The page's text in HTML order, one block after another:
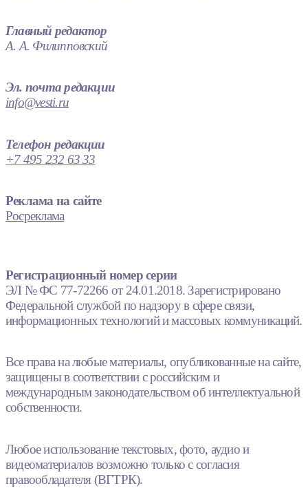
Главный редактор
А. А. Филипповский
Эл. почта редакции
info@vesti.ru
Телефон редакции
+7 495 232 63 33
Реклама на сайте
Росреклама
Регистрационный номер серии
ЭЛ № ФС 77-72266 от 24.01.2018. Зарегистрировано
Федеральной службой по надзору в сфере связи,
информационных технологий и массовых коммуникаций.
Все права на любые материалы, опубликованные на сайте,
защищены в соответствии с российским и
международным законодательством об интеллектуальной
собственности.
Любое использование текстовых, фото, аудио и
видеоматериалов возможно только с согласия
правообладателя (ВГТРК).